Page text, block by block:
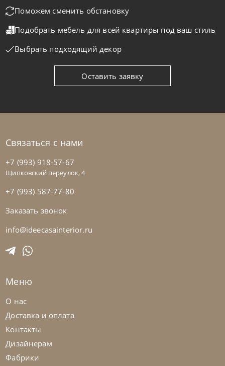
На заказ 45-90 дн
Natisa
Стол обеденный Bridge
Поможем сменить обстановку
Подобрать мебель для всей квартиры под ваш стиль
Выбрать подходящий декор
Оставить заявку
Связаться с нами
+7 (993) 918-57-67
Щипковский переулок, 4
+7 (993) 587-77-80
Заказать звонок
info@ideecasainterior.ru
Меню
О нас
Доставка и оплата
Контакты
Дизайнерам
Фабрики